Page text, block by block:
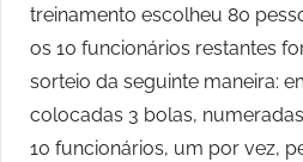
treinamento escolheu 80
os 10 funcionários restantes
sorteio da seguinte maneira:
colocadas 3 bolas,
10 funcionários, um por vez,